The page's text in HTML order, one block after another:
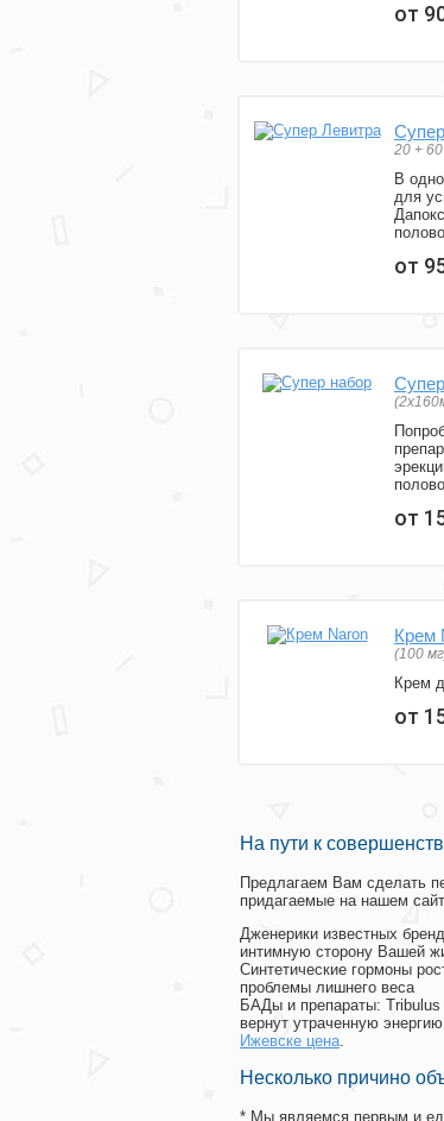
от
20 +
В
для
от
от
Крем
(100
Крем
от
На пути к
Предлагаем Вам сделать
придагаемые на нашем
Дженерики известных
интимную сторону Вашей
Синтетические гормоны
проблемы лишнего веса
БАДы и препараты:
вернут утраченную
Ижевске цена.
Несколько причино
* Мы являемся первым и